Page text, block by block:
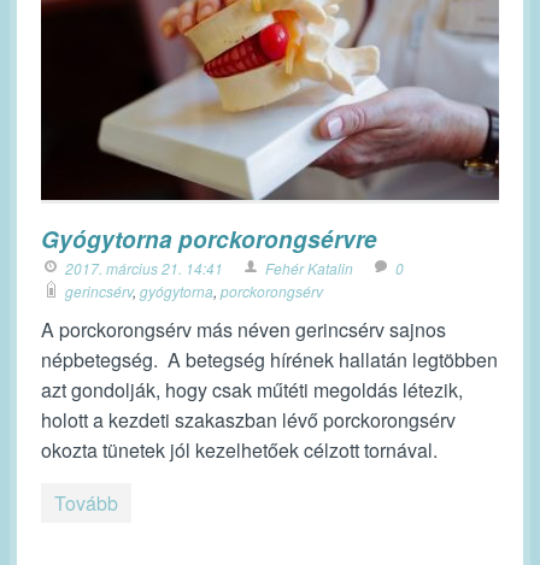
Gyógytorna porckorongsérvre
2017. március 21. 14:41 Fehér Katalin
0
gerincsérv, gyógytorna, porckorongsérv
A porckorongsérv más néven gerincsérv sajnos
népbetegség. A betegség hírének hallatán legtöbben
azt gondolják, hogy csak műtéti megoldás létezik,
holott a kezdeti szakaszban lévő porckorongsérv
okozta tünetek jól kezelhetőek célzott tornával.
Tovább